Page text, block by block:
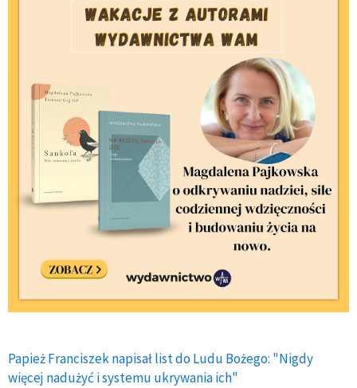
Papież Franciszek napisał list do Ludu Bożego: "Nigdy
więcej nadużyć i systemu ukrywania ich"